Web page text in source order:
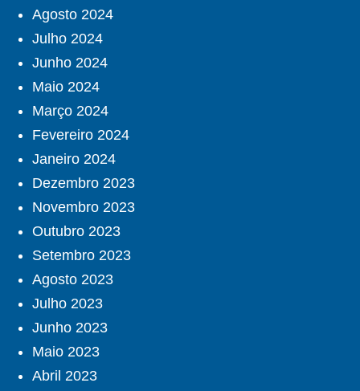
Agosto 2024
Julho 2024
Junho 2024
Maio 2024
Março 2024
Fevereiro 2024
Janeiro 2024
Dezembro 2023
Novembro 2023
Outubro 2023
Setembro 2023
Agosto 2023
Julho 2023
Junho 2023
Maio 2023
Abril 2023